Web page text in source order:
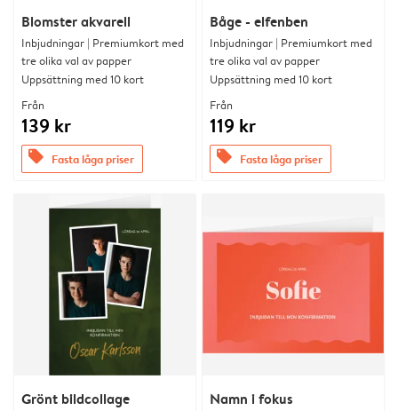
Blomster akvarell
Inbjudningar | Premiumkort med
tre olika val av papper
Uppsättning med 10 kort
Från
139 kr
offers Fasta låga priser
Båge - elfenben
Inbjudningar | Premiumkort med
tre olika val av papper
Uppsättning med 10 kort
Från
119 kr
offers Fasta låga priser
Grönt bildcollage Namn i fokus